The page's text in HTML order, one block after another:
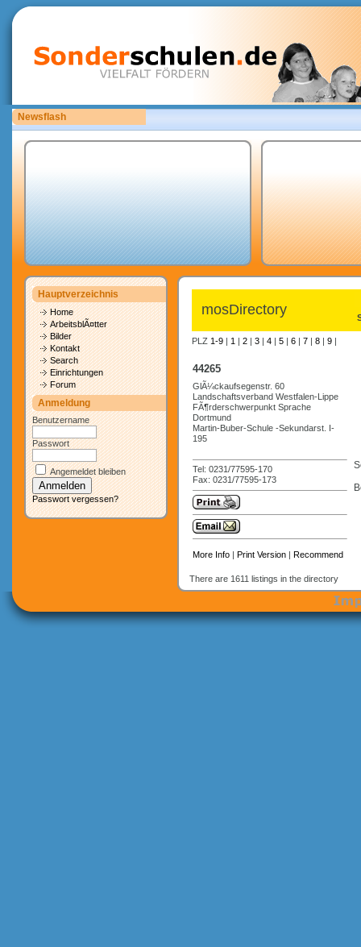
Newsflash
Bitte laden Sie eigene copyrightfreie Unterrichtsmaterialien hoch.
Hauptverzeichnis
Home
ArbeitsblÃ¤tter
Bilder
Kontakt
Search
Einrichtungen
Forum
Anmeldung
Benutzername
Passwort
Angemeldet bleiben
Passwort vergessen?
mosDirectory
PLZ 1-9 | 1 | 2 | 3 | 4 | 5 | 6 | 7 | 8 | 9 |
44265
GlÃ¼ckaufsegenstr. 60
Landschaftsverband Westfalen-Lippe
FÃ¶rderschwerpunkt Sprache
Dortmund
Martin-Buber-Schule -Sekundarst. I-
195
Tel: 0231/77595-170
Fax: 0231/77595-173
More Info | Print Version | Recommend
There are 1611 listings in the directory